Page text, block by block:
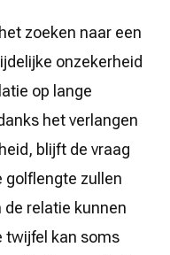
zoeken naar een
onzekerheid
op lange
het verlangen
blijft de vraag
golflengte zullen
relatie kunnen
twijfel kan soms